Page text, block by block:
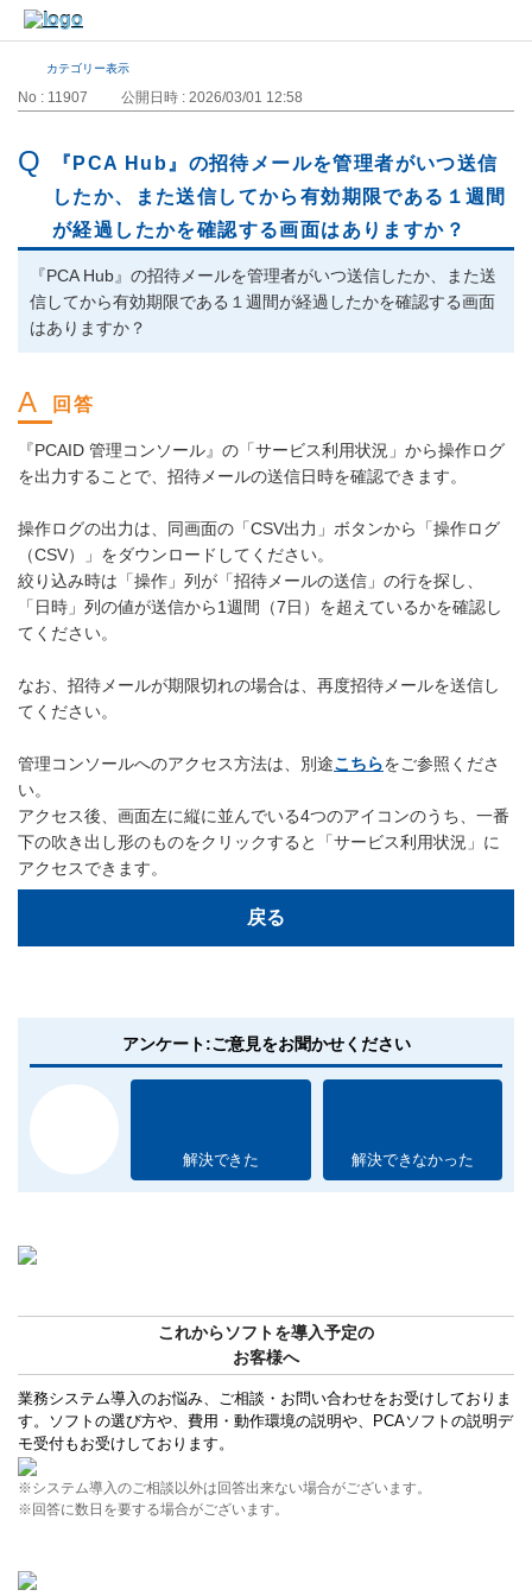
カテゴリー表示
No : 11907 公開日時 : 2026/03/01 12:58
『PCA Hub』の招待メールを管理者がいつ送信
したか、また送信してから有効期限である１週間
が経過したかを確認する画面はありますか？
『PCA Hub』の招待メールを管理者がいつ送信したか、また送
信してから有効期限である１週間が経過したかを確認する画面
はありますか？
『PCAID 管理コンソール』の「サービス利用状況」から操作ログ
を出力することで、招待メールの送信日時を確認できます。
操作ログの出力は、同画面の「CSV出力」ボタンから「操作ログ
（CSV）」をダウンロードしてください。
絞り込み時は「操作」列が「招待メールの送信」の行を探し、
「日時」列の値が送信から1週間（7日）を超えているかを確認し
てください。
なお、招待メールが期限切れの場合は、再度招待メールを送信し
てください。
管理コンソールへのアクセス方法は、別途こちらをご参照くださ
い。
アクセス後、画面左に縦に並んでいる4つのアイコンのうち、一番
下の吹き出し形のものをクリックすると「サービス利用状況」に
アクセスできます。
戻る
アンケート:ご意見をお聞かせください
解決できた 解決できなかった
これからソフトを導入予定の
お客様へ
業務システム導入のお悩み、ご相談・お問い合わせをお受けしておりま
す。ソフトの選び方や、費用・動作環境の説明や、PCAソフトの説明デ
モ受付もお受けしております。
※システム導入のご相談以外は回答出来ない場合がございます。
※回答に数日を要する場合がございます。